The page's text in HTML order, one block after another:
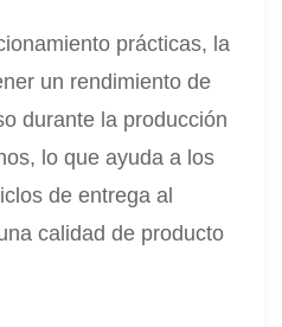
prácticas, la
un rendimiento de
durante la producción
lo que ayuda a los
de entrega al
calidad de producto